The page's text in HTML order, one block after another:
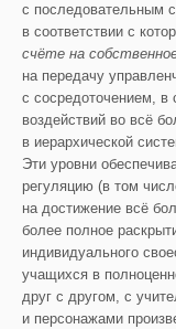
с последовательным
в соответствии с
счёте на
на передачу
с сосредоточением, в
воздействий во всё
в иерархической
Эти уровни
регуляцию (в том
на достижение всё
более полное
индивидуального
учащихся в
друг с другом, с
и персонажами